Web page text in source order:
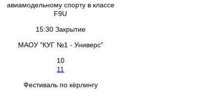
авиамодельному спорту в классе
F9U
15:30 Закрытие
МАОУ "КУГ №1 - Универс"
10
11
Фестиваль по кёрлингу